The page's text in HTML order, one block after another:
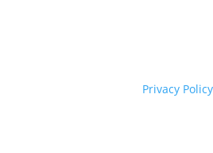
Privacy Policy